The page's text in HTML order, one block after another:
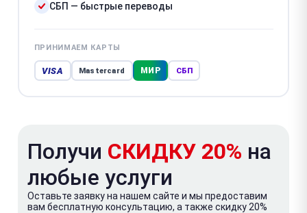
СБП — быстрые переводы
ПРИНИМАЕМ КАРТЫ
VISA Mastercard МИР СБП
Получи СКИДКУ 20% на
любые услуги
Оставьте заявку на нашем сайте и мы предоставим
вам бесплатную консультацию, а также скидку 20%